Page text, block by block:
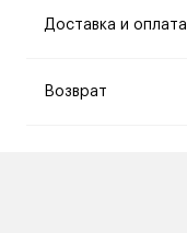
Доставка и оплата
Возврат